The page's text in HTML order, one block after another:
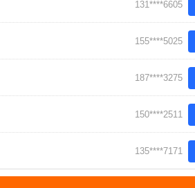
131****6605
155****5025
187****3275
150****2511
135****7171